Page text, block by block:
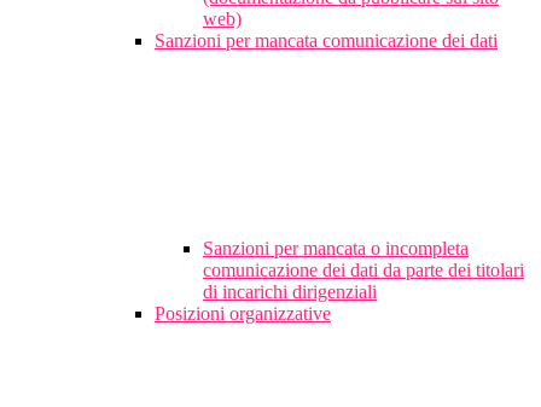
web)
Sanzioni per mancata comunicazione dei dati
Sanzioni per mancata o incompleta
comunicazione dei dati da parte dei titolari
di incarichi dirigenziali
Posizioni organizzative